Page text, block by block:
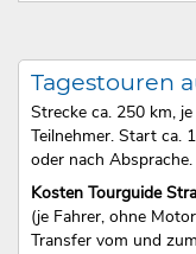
Tagestouren
Strecke ca. 250 km,
Teilnehmer. Start ca.
oder nach
Kosten Tourguide
(je Fahrer, ohne
Transfer vom und